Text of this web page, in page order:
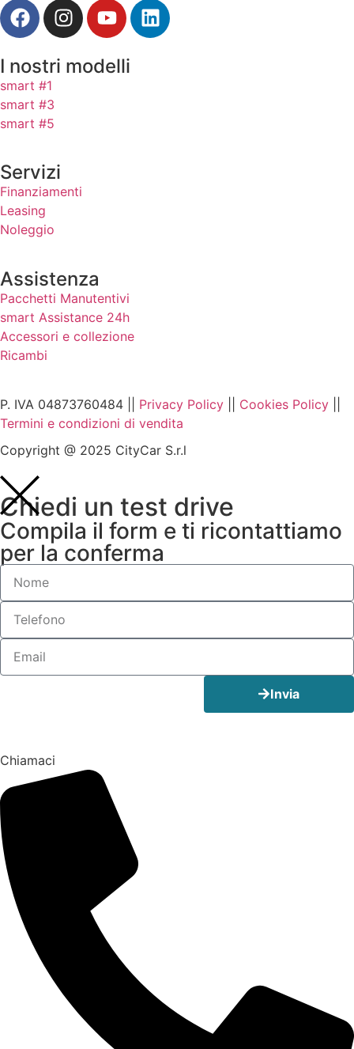
I nostri modelli
smart #1
smart #3
smart #5
Servizi
Finanziamenti
Leasing
Noleggio
Assistenza
Pacchetti Manutentivi
smart Assistance 24h
Accessori e collezione
Ricambi
P. IVA 04873760484 || Privacy Policy Cookies Policy
Termini e condizioni di vendita
Copyright @ 2025 CityCar S.r.l
Chiedi un test drive
Compila il form e ti ricontattiamo
per la conferma
Invia
Chiamaci